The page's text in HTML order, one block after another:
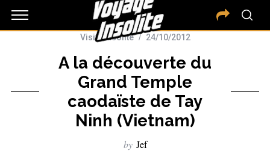
Visite insolite 24/10/2012
A la découverte du
Grand Temple
caodaïste de Tay
Ninh (Vietnam)
by Jef